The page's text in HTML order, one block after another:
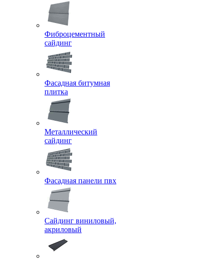
Фиброцементный
сайдинг
Фасадная битумная
плитка
Металлический
сайдинг
Фасадная панели пвх
Сайдинг виниловый,
акриловый